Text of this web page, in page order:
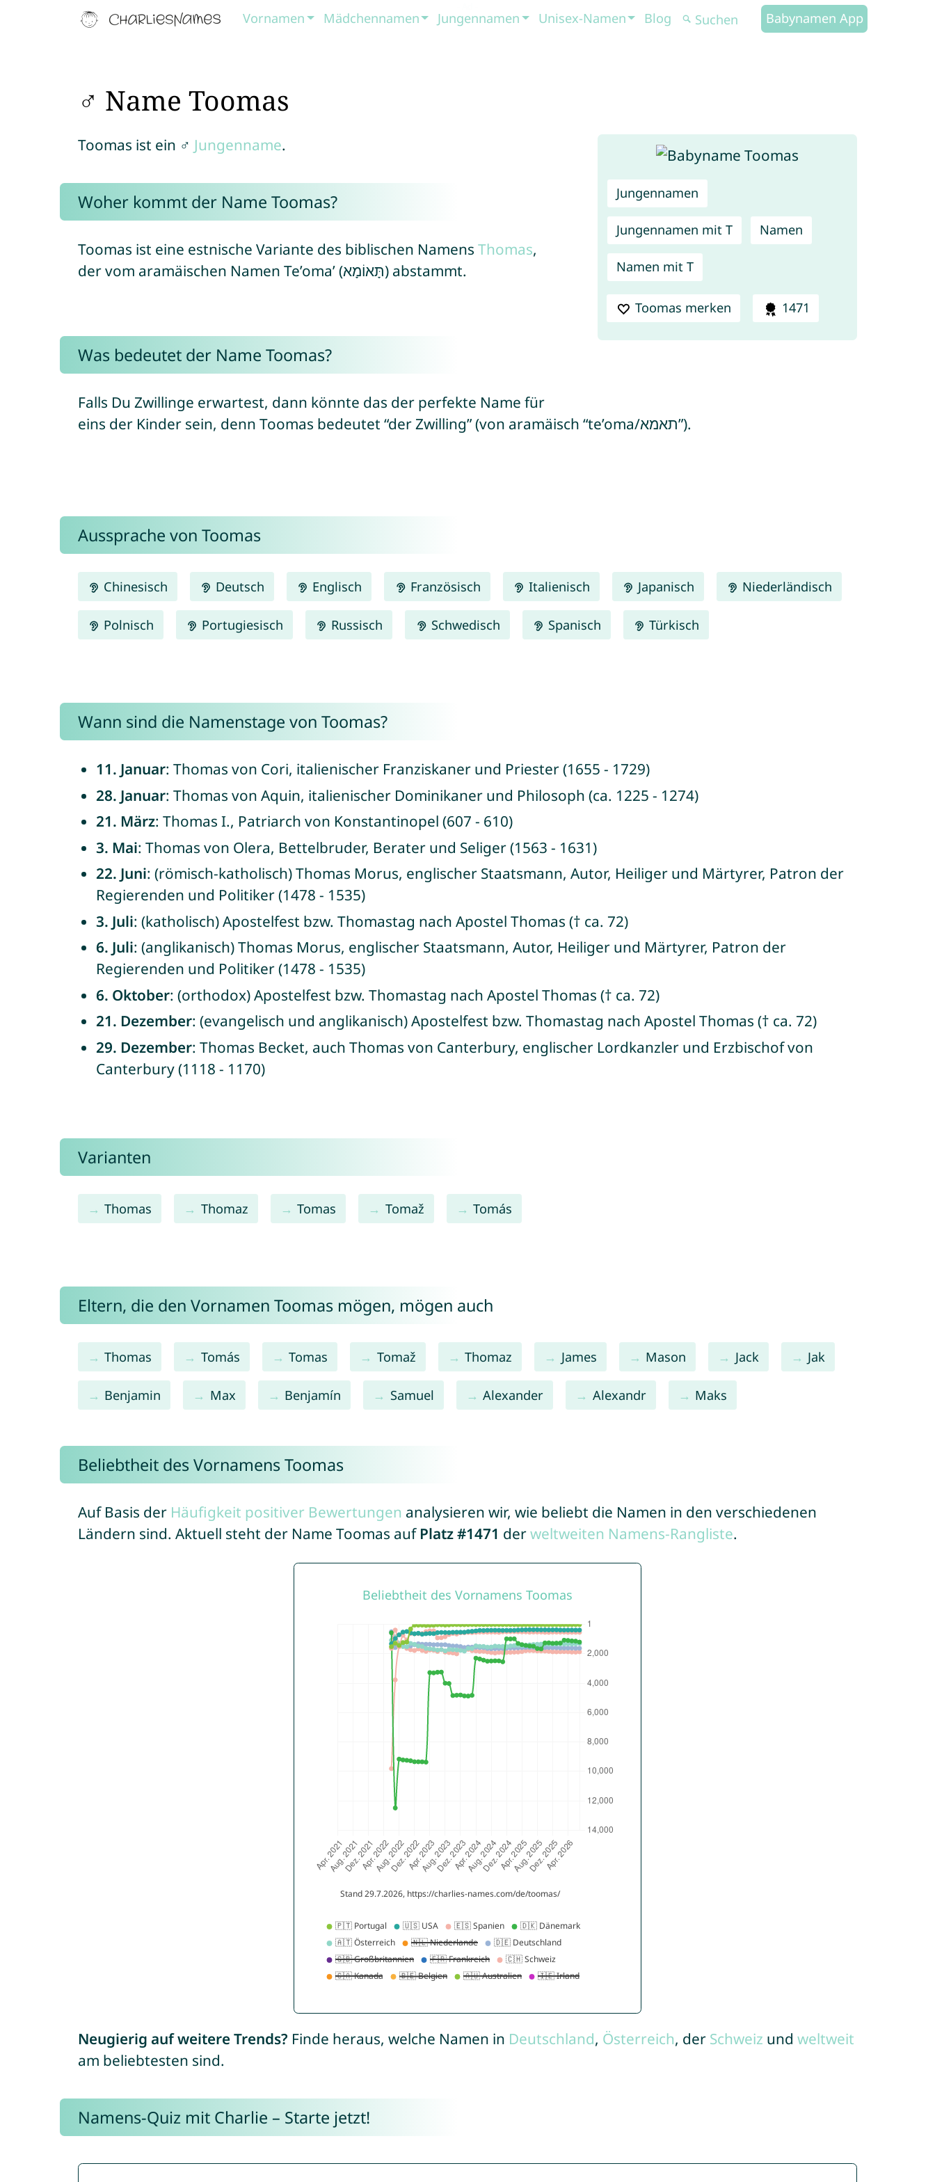
Vornamen Mädchennamen Jungennamen Unisex-Namen Blog Babynamen App
♂ Name Toomas
Jungennamen
Jungennamen mit T Namen
Namen mit T
Toomas merken 1471
Toomas ist ein ♂ Jungenname.
Woher kommt der Name Toomas?
Toomas ist eine estnische Variante des biblischen Namens Thomas,
der vom aramäischen Namen Te’oma’ (תָּאוֹמָא) abstammt.
Was bedeutet der Name Toomas?
Falls Du Zwillinge erwartest, dann könnte das der perfekte Name für
eins der Kinder sein, denn Toomas bedeutet “der Zwilling” (von aramäisch “te’oma/תאמא”).
Aussprache von Toomas
Chinesisch Deutsch Englisch Französisch Italienisch Japanisch Niederländisch
Polnisch Portugiesisch Russisch Schwedisch Spanisch Türkisch
Wann sind die Namenstage von Toomas?
11. Januar: Thomas von Cori, italienischer Franziskaner und Priester (1655 - 1729)
28. Januar: Thomas von Aquin, italienischer Dominikaner und Philosoph (ca. 1225 - 1274)
21. März: Thomas I., Patriarch von Konstantinopel (607 - 610)
3. Mai: Thomas von Olera, Bettelbruder, Berater und Seliger (1563 - 1631)
22. Juni: (römisch-katholisch) Thomas Morus, englischer Staatsmann, Autor, Heiliger und Märtyrer, Patron der
Regierenden und Politiker (1478 - 1535)
3. Juli: (katholisch) Apostelfest bzw. Thomastag nach Apostel Thomas († ca. 72)
6. Juli: (anglikanisch) Thomas Morus, englischer Staatsmann, Autor, Heiliger und Märtyrer, Patron der
Regierenden und Politiker (1478 - 1535)
6. Oktober: (orthodox) Apostelfest bzw. Thomastag nach Apostel Thomas († ca. 72)
21. Dezember: (evangelisch und anglikanisch) Apostelfest bzw. Thomastag nach Apostel Thomas († ca. 72)
29. Dezember: Thomas Becket, auch Thomas von Canterbury, englischer Lordkanzler und Erzbischof von
Canterbury (1118 - 1170)
Varianten
Thomas Thomaz Tomas Tomaž Tomás
Eltern, die den Vornamen Toomas mögen, mögen auch
Thomas Tomás Tomas Tomaž Thomaz James Mason Jack Jak
Benjamin Max Benjamín Samuel Alexander Alexandr Maks
Beliebtheit des Vornamens Toomas
Auf Basis der Häufigkeit positiver Bewertungen analysieren wir, wie beliebt die Namen in den verschiedenen
Ländern sind. Aktuell steht der Name Toomas auf Platz #1471 derweltweiten Namens-Rangliste.
Neugierig auf weitere Trends? Finde heraus, welche Namen in Deutschland, Österreich, der Schweiz und weltweit
am beliebtesten sind.
Namens-Quiz mit Charlie – Starte jetzt!